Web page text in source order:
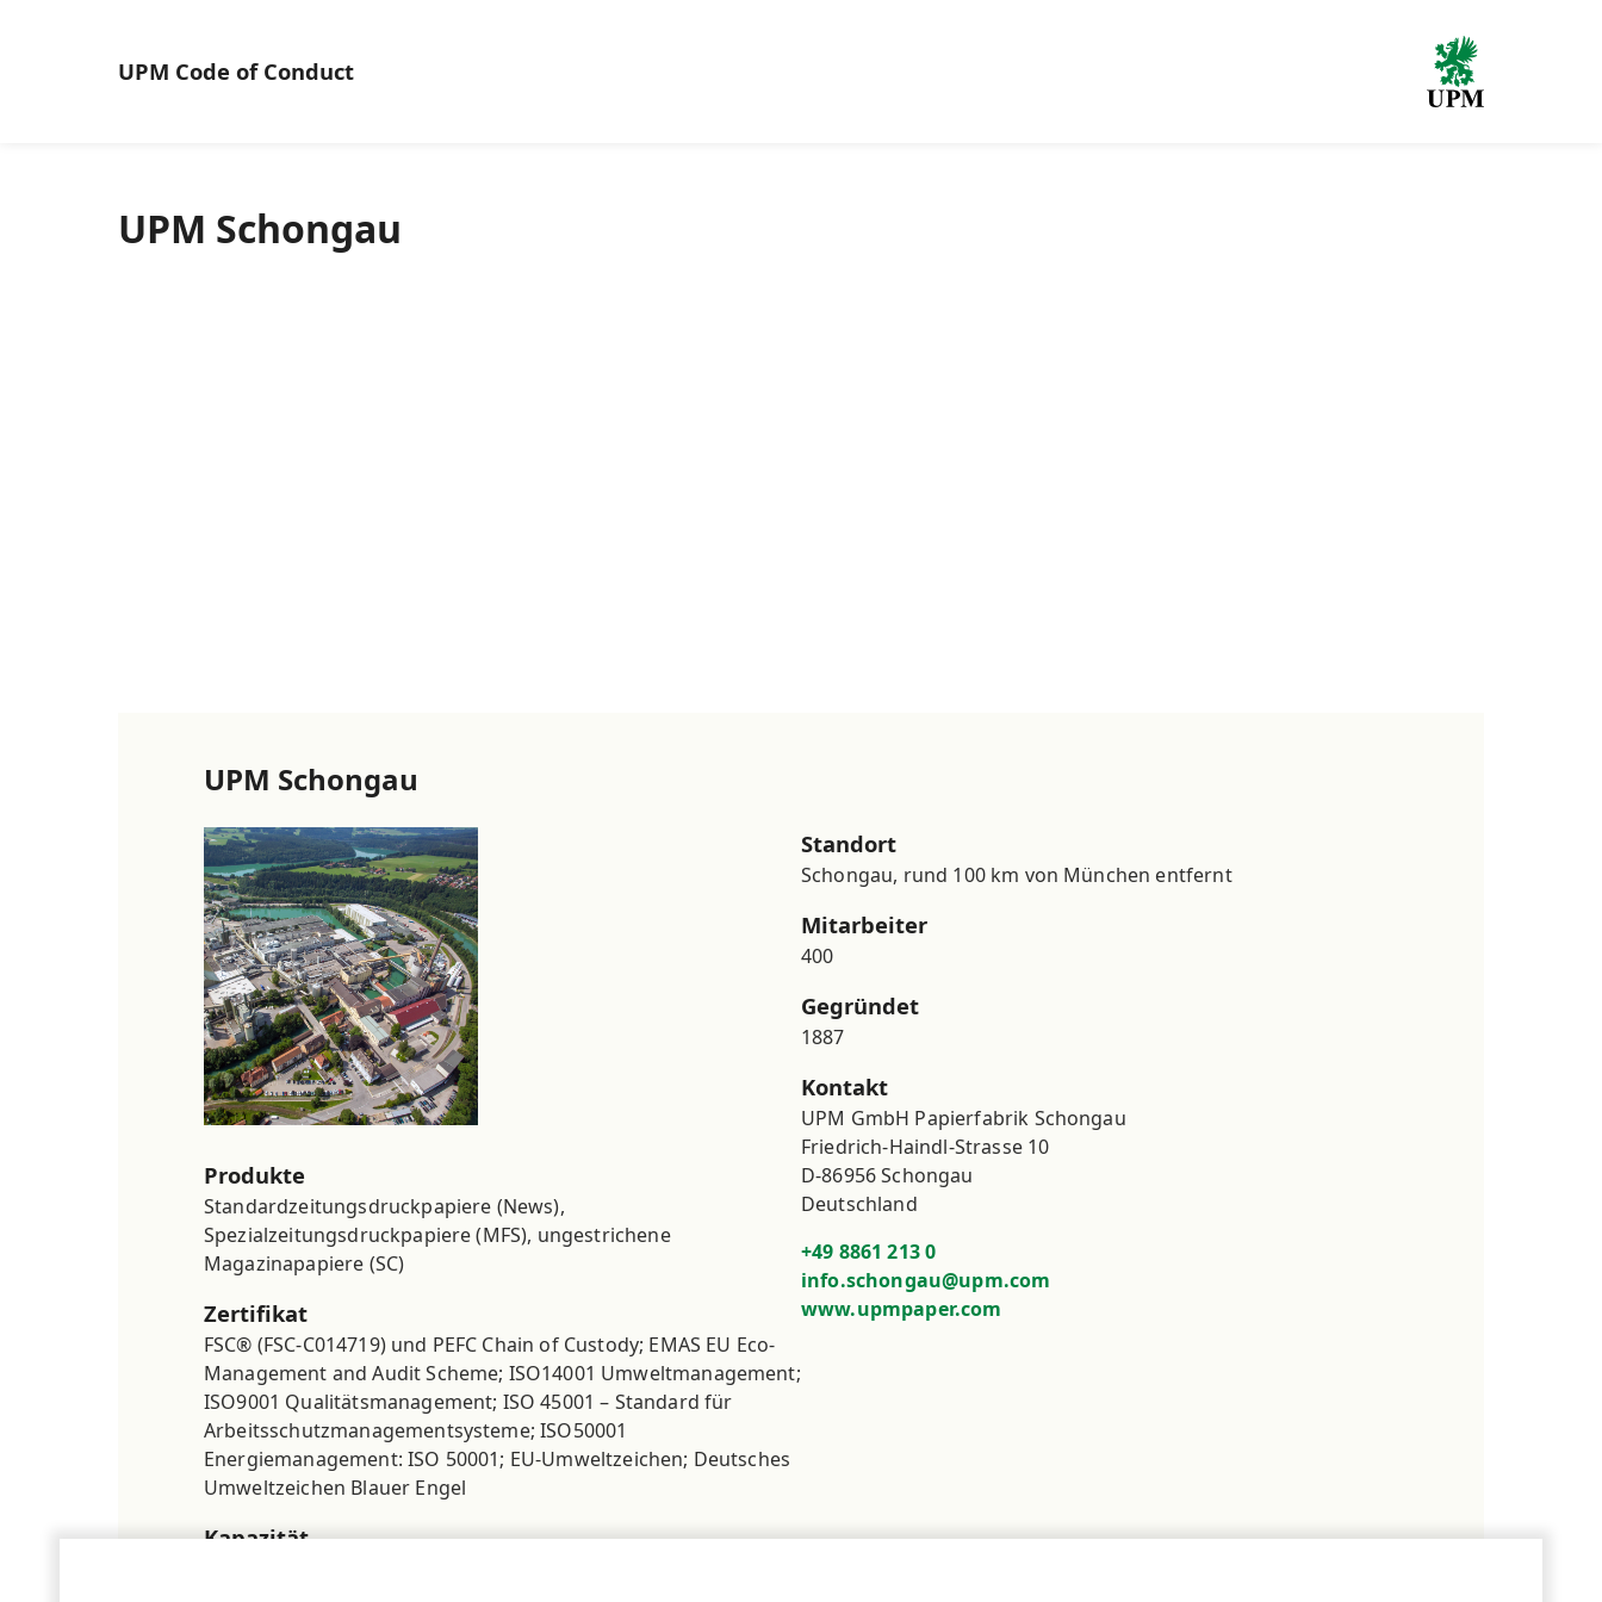
UPM Code of Conduct
UPM Schongau
UPM Schongau
Produkte
Standardzeitungsdruckpapiere (News),
Spezialzeitungsdruckpapiere (MFS), ungestrichene
Magazinapapiere (SC)
Zertifikat
FSC® (FSC-C014719) und PEFC Chain of Custody; EMAS EU Eco-
Management and Audit Scheme; ISO14001 Umweltmanagement;
ISO9001 Qualitätsmanagement; ISO 45001 – Standard für
Arbeitsschutzmanagementsysteme; ISO50001
Energiemanagement: ISO 50001; EU-Umweltzeichen; Deutsches
Umweltzeichen Blauer Engel
Kapazität
Standort
Schongau, rund 100 km von München entfernt
Mitarbeiter
400
Gegründet
1887
Kontakt
UPM GmbH Papierfabrik Schongau
Friedrich-Haindl-Strasse 10
D-86956 Schongau
Deutschland
+49 8861 213 0
info.schongau@upm.com
www.upmpaper.com